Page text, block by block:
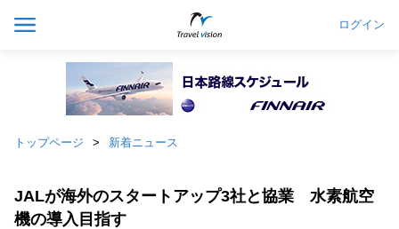
ログイン
トップページ 新着ニュース
JALが海外のスタートアップ3社と協業 水素航空
機の導入目指す